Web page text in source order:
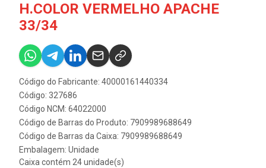
H.COLOR VERMELHO APACHE
33/34
Código do Fabricante: 40000161440334
Código: 327686
Código NCM: 64022000
Código de Barras do Produto: 7909989688649
Código de Barras da Caixa: 7909989688649
Embalagem: Unidade
Caixa contém 24 unidade(s)